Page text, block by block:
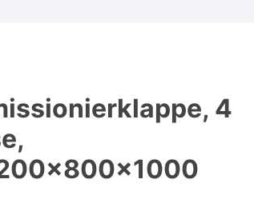
4